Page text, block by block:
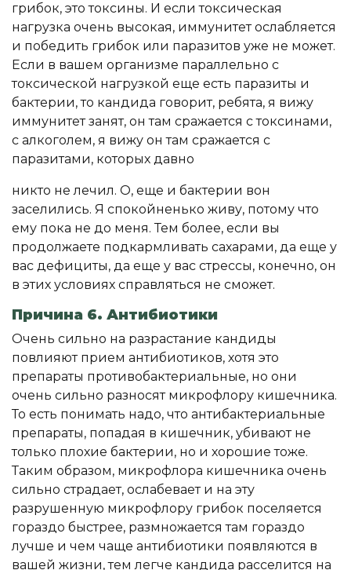
грибок, это токсины. И если токсическая
нагрузка очень высокая, иммунитет ослабляется
и победить грибок или паразитов уже не может.
Если в вашем организме параллельно с
токсической нагрузкой еще есть паразиты и
бактерии, то кандида говорит, ребята, я вижу
иммунитет занят, он там сражается с токсинами,
с алкоголем, я вижу он там сражается с
паразитами, которых давно
никто не лечил. О, еще и бактерии вон
заселились. Я спокойненько живу, потому что
ему пока не до меня. Тем более, если вы
продолжаете подкармливать сахарами, да еще у
вас дефициты, да еще у вас стрессы, конечно, он
в этих условиях справляться не сможет.
Причина 6. Антибиотики
Очень сильно на разрастание кандиды
повлияют прием антибиотиков, хотя это
препараты противобактериальные, но они
очень сильно разносят микрофлору кишечника.
То есть понимать надо, что антибактериальные
препараты, попадая в кишечник, убивают не
только плохие бактерии, но и хорошие тоже.
Таким образом, микрофлора кишечника очень
сильно страдает, ослабевает и на эту
разрушенную микрофлору грибок поселяется
гораздо быстрее, размножается там гораздо
лучше и чем чаще антибиотики появляются в
вашей жизни, тем легче кандида расселится на